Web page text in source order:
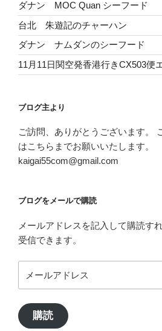
ダナン MOC Quan シーフード
台北 朱遊記のチャーハン
ダナン ナムダンのシーフード
11月11日関空発香港行きCX503便
ブログ主より
ご訪問、ありがとうございます。
はこちらまでお願いいたします。
kaigai55com@gmail.com
ブログをメールで購読
メールアドレスを記入して購読す
受信できます。
ー
ア
ド
購読